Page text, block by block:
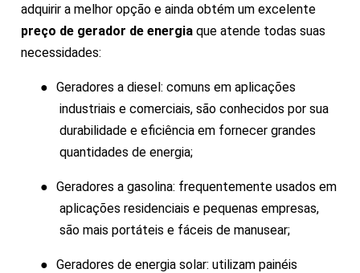
adquirir a melhor opção e ainda obtém um excelente
preço de gerador de energia que atende todas suas
necessidades:
● Geradores a diesel: comuns em aplicações
industriais e comerciais, são conhecidos por sua
durabilidade e eficiência em fornecer grandes
quantidades de energia;
● Geradores a gasolina: frequentemente usados em
aplicações residenciais e pequenas empresas,
são mais portáteis e fáceis de manusear;
● Geradores de energia solar: utilizam painéis